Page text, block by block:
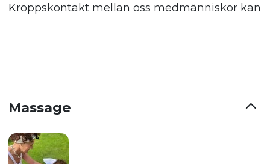
Kroppskontakt mellan oss medmänniskor kan
Massage